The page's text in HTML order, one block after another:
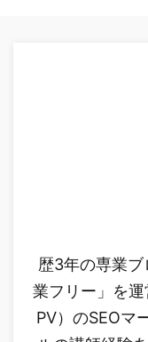
歴3年の専業
業フリー」を
PV）のSEOマ